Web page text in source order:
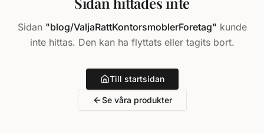
Sidan "blog/ValjaRattKontorsmoblerForetag" kunde
inte hittas. Den kan ha flyttats eller tagits bort.
Till startsidan
Se våra produkter